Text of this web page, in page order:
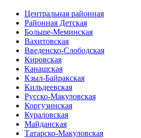
Центральная районная
Районная Детская
Больше-Меминская
Вахитовская
Введенско-Слободская
Кировская
Канашская
Кзыл-Байракская
Кильдеевская
Русско-Макуловская
Коргузинская
Кураловская
Майданская
Татарско-Макуловская